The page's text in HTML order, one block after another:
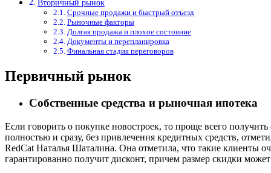
Вторичный рынок
Срочные продажи и быстрый отъезд
Рыночные факторы
Долгая продажа и плохое состояние
Документы и перепланировка
Финальная стадия переговоров
Первичный рынок
Собственные средства и рыночная ипотека
Если говорить о покупке новостроек, то проще всего
полностью и сразу, без привлечения кредитных средств,
RedCat Наталья Шаталина. Она отметила, что такие клиенты
гарантированно получит дисконт, причем размер скидки